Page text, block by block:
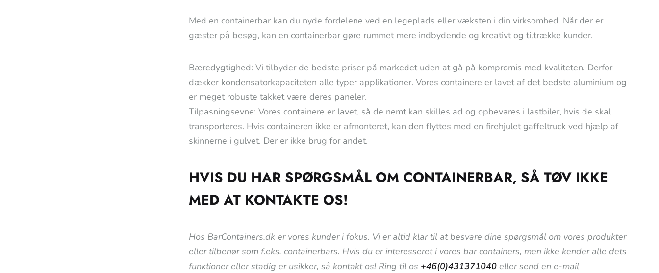
Med en containerbar kan du nyde fordelene ved en legeplads eller væksten i din virksomhed. Når der er
gæster på besøg, kan en containerbar gøre rummet mere indbydende og kreativt og tiltrække kunder.
Bæredygtighed: Vi tilbyder de bedste priser på markedet uden at gå på kompromis med kvaliteten. Derfor
dækker kondensatorkapaciteten alle typer applikationer. Vores containere er lavet af det bedste aluminium og
er meget robuste takket være deres paneler.
Tilpasningsevne: Vores containere er lavet, så de nemt kan skilles ad og opbevares i lastbiler, hvis de skal
transporteres. Hvis containeren ikke er afmonteret, kan den flyttes med en firehjulet gaffeltruck ved hjælp af
skinnerne i gulvet. Der er ikke brug for andet.
HVIS DU HAR SPØRGSMÅL OM CONTAINERBAR, SÅ TØV IKKE
MED AT KONTAKTE OS!
Hos BarContainers.dk er vores kunder i fokus. Vi er altid klar til at besvare dine spørgsmål om vores produkter
eller tilbehør som f.eks. containerbars. Hvis du er interesseret i vores bar containers, men ikke kender alle dets
funktioner eller stadig er usikker, så kontakt os! Ring til os +46(0)431371040 eller send en e-mail